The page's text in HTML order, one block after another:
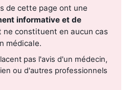
de cette page ont une
informative et de
ne constituent en aucun cas
médicale.
pas l'avis d'un médecin,
ou d'autres professionnels